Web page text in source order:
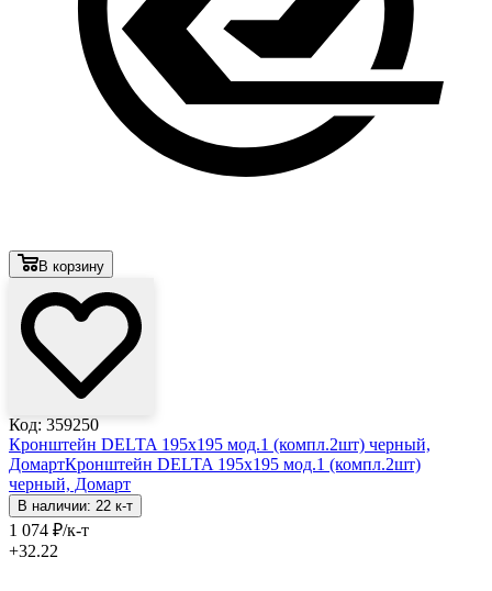
В корзину
Код: 359250
Кронштейн DELTA 195х195 мод.1 (компл.2шт) черный,
ДомартКронштейн DELTA 195х195 мод.1 (компл.2шт)
черный, Домарт
В наличии: 22 к-т
1 074 ₽/к-т
+32.22